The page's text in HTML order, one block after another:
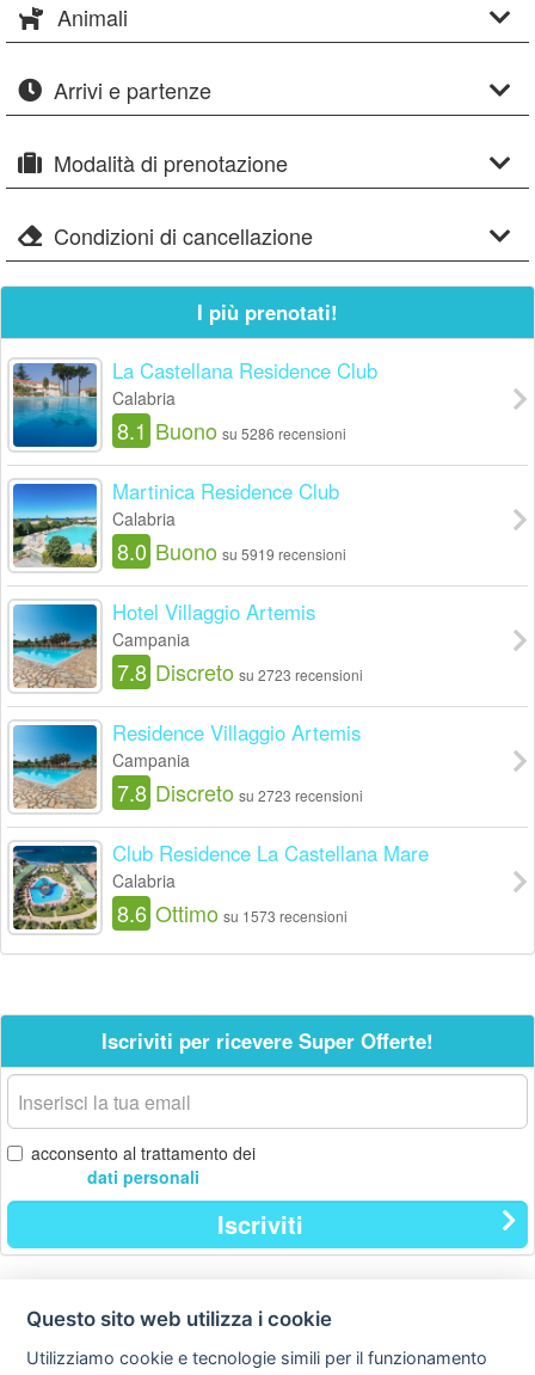
Animali
Arrivi e partenze
Modalità di prenotazione
Condizioni di cancellazione
I più prenotati!
La Castellana Residence Club
Calabria
8.1 Buono su 5286 recensioni
Martinica Residence Club
Calabria
8.0 Buono su 5919 recensioni
Hotel Villaggio Artemis
Campania
7.8 Discreto su 2723 recensioni
Residence Villaggio Artemis
Campania
7.8 Discreto su 2723 recensioni
Club Residence La Castellana Mare
Calabria
8.6 Ottimo su 1573 recensioni
Iscriviti per ricevere Super Offerte!
La
tua
email
acconsento al trattamento dei
dati personali
Iscriviti
Contatti
Privacy
Questo sito web utilizza i cookie
Utilizziamo cookie e tecnologie simili per il funzionamento